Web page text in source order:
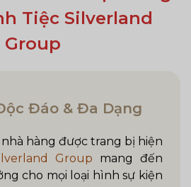
Tiệc Silverland
Group
Đáo & Đa Dạng
nhà hàng được trang bị hiện
Group mang đến
cho mọi loại hình sự kiện